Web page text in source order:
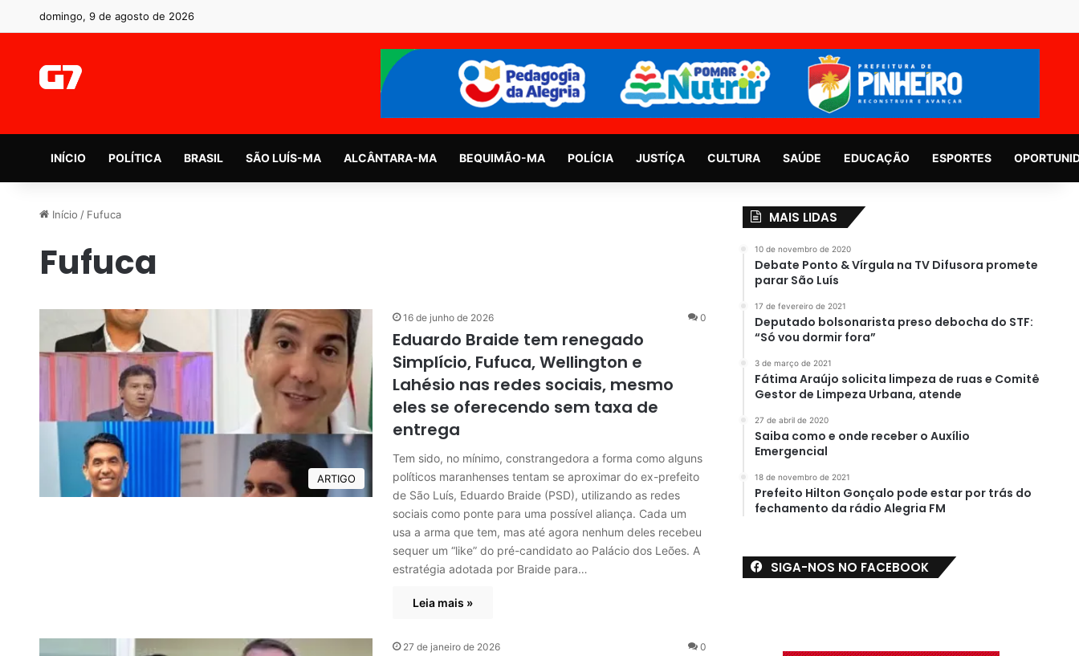
domingo, 9 de agosto de 2026
INÍCIO POLÍTICA BRASIL SÃO LUÍS-MA ALCÂNTARA-MA BEQUIMÃO-MA POLÍCIA JUSTÍÇA CULTURA SAÚDE EDUCAÇÃO ESPORTES
Início / Fufuca
Fufuca
ARTIGO
16 de junho de 2026 0
Eduardo Braide tem renegado
Simplício, Fufuca, Wellington e
Lahésio nas redes sociais, mesmo
eles se oferecendo sem taxa de
entrega
Tem sido, no mínimo, constrangedora a forma como alguns
políticos maranhenses tentam se aproximar do ex-prefeito
de São Luís, Eduardo Braide (PSD), utilizando as redes
sociais como ponte para uma possível aliança. Cada um
usa a arma que tem, mas até agora nenhum deles recebeu
sequer um “like” do pré-candidato ao Palácio dos Leões. A
estratégia adotada por Braide para…
Leia mais »
27 de janeiro de 2026 0
MAIS LIDAS
10 de novembro de 2020
Debate Ponto & Vírgula na TV Difusora promete
parar São Luís
17 de fevereiro de 2021
Deputado bolsonarista preso debocha do STF:
“Só vou dormir fora”
3 de março de 2021
Fátima Araújo solicita limpeza de ruas e Comitê
Gestor de Limpeza Urbana, atende
27 de abril de 2020
Saiba como e onde receber o Auxílio
Emergencial
18 de novembro de 2021
Prefeito Hilton Gonçalo pode estar por trás do
fechamento da rádio Alegria FM
SIGA-NOS NO FACEBOOK